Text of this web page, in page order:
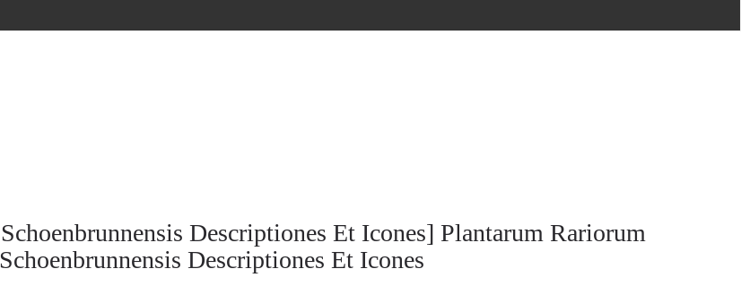
Descriptiones Et Icones] Plantarum Rariorum
Descriptiones Et Icones